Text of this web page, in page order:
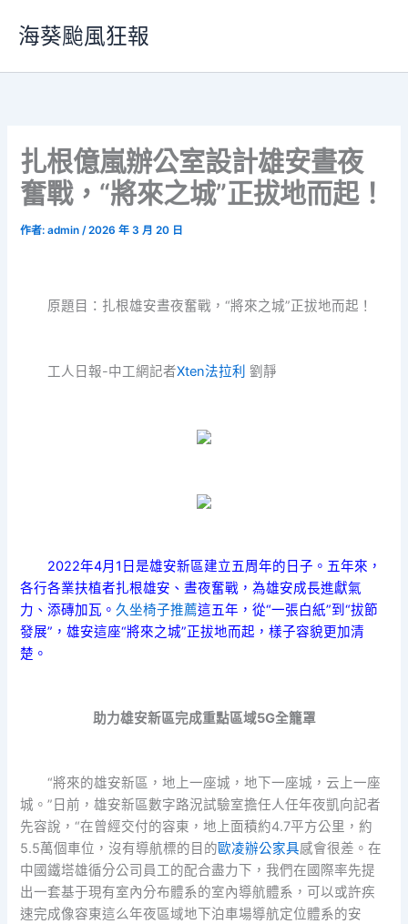
要
海葵颱風狂報
扎根億嵐辦公室設計雄安晝夜
奮戰，“將來之城”正拔地而起！
作者:admin/2026 年 3 月 20 日
原題目：扎根雄安晝夜奮戰，“將來之城”正拔地而起！
工人日報-中工網記者Xten法拉利 劉靜
2022年4月1日是雄安新區建立五周年的日子。五年來，
各行各業扶植者扎根雄安、晝夜奮戰，為雄安成長進獻氣
力、添磚加瓦。久坐椅子推薦這五年，從“一張白紙”到“拔節
發展”，雄安這座“將來之城”正拔地而起，樣子容貌更加清
楚。
助力雄安新區完成重點區域5G全籠罩
“將來的雄安新區，地上一座城，地下一座城，云上一座
城。”日前，雄安新區數字路況試驗室擔任人任年夜凱向記者
先容說，“在曾經交付的容東，地上面積約4.7平方公里，約
5.5萬個車位，沒有導航標的目的歐凌辦公家具感會很差。在
中國鐵塔雄循分公司員工的配合盡力下，我們在國際率先提
出一套基于現有室內分布體系的室內導航體系，可以或許疾
速完成像容東這么年夜區域地下泊車場導航定位體系的安